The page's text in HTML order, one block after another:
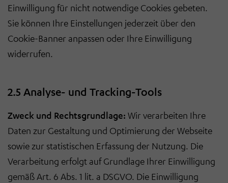
Einwilligung für nicht notwendige Cookies gebeten.
Sie können Ihre Einstellungen jederzeit über den
Cookie-Banner anpassen oder Ihre Einwilligung
widerrufen.
2.5 Analyse- und Tracking-Tools
Zweck und Rechtsgrundlage: Wir verarbeiten Ihre
Daten zur Gestaltung und Optimierung der Webseite
sowie zur statistischen Erfassung der Nutzung. Die
Verarbeitung erfolgt auf Grundlage Ihrer Einwilligung
gemäß Art. 6 Abs. 1 lit. a DSGVO. Die Einwilligung